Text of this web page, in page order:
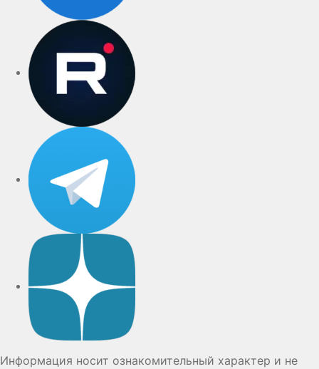
Информация носит ознакомительный характер и не